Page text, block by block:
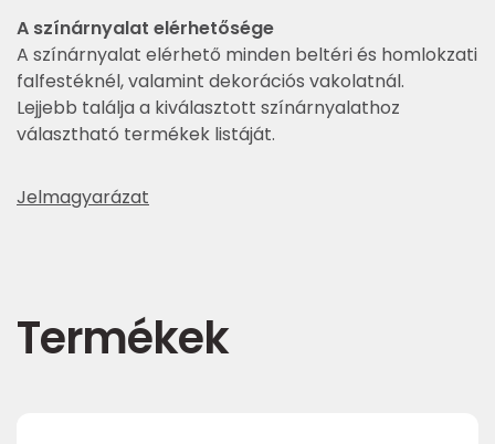
A színárnyalat elérhetősége
A színárnyalat elérhető minden beltéri és homlokzati
falfestéknél, valamint dekorációs vakolatnál.
Lejjebb találja a kiválasztott színárnyalathoz
választható termékek listáját.
Jelmagyarázat
Termékek